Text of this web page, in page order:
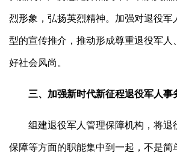
烈形象，弘扬英烈精神。加强对退役军
型的宣传推介，推动形成尊重退役军人
好社会风尚。
三、加强新时代新征程退役军人事
组建退役军人管理保障机构，将退
保障等方面的职能集中到一起，不是简